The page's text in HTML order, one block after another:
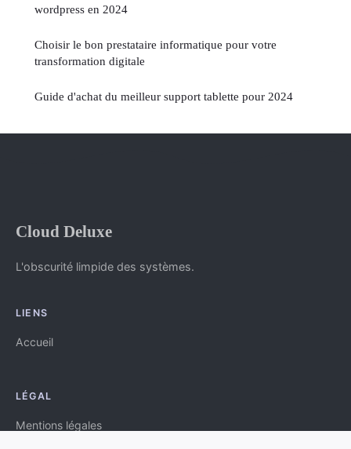
wordpress en 2024
Choisir le bon prestataire informatique pour votre
transformation digitale
Guide d'achat du meilleur support tablette pour 2024
Cloud Deluxe
L'obscurité limpide des systèmes.
LIENS
Accueil
LÉGAL
Mentions légales